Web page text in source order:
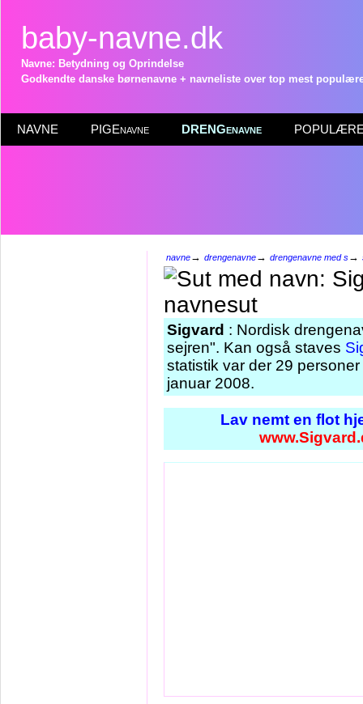
baby-navne.dk
Navne: Betydning og Oprindelse
Godkendte danske børnenavne + navneliste over top mest
NAVNE PIGEnavne DRENGenavne POPULÆRE
navne→ drengenavne→ drengenavne med s→
Sigvard : Nordisk
sejren". Kan også staves
statistik var der 29
januar 2008.
Lav nemt en flot